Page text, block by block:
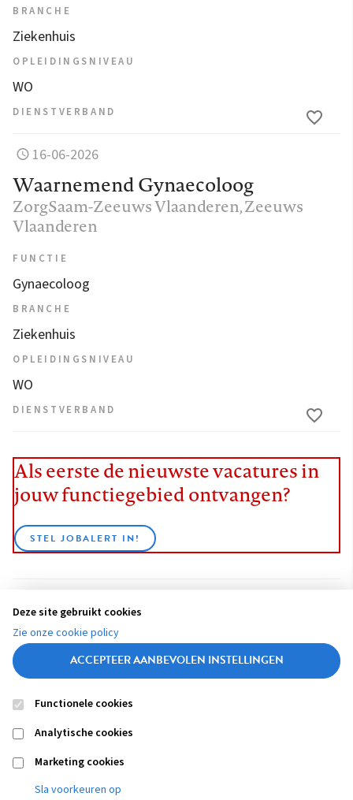
BRANCHE
Ziekenhuis
OPLEIDINGSNIVEAU
WO
DIENSTVERBAND
16-06-2026
Waarnemend Gynaecoloog
ZorgSaam-Zeeuws Vlaanderen, Zeeuws
Vlaanderen
FUNCTIE
Gynaecoloog
BRANCHE
Ziekenhuis
OPLEIDINGSNIVEAU
WO
DIENSTVERBAND
Als eerste de nieuwste vacatures in
jouw functiegebied ontvangen?
STEL JOBALERT IN!
BEKIJK ALLE VACATURES
Footer
navigation
Deze site gebruikt cookies
Zie onze cookie policy
ACCEPTEER AANBEVOLEN INSTELLINGEN
Functionele cookies
Analytische cookies
Marketing cookies
Sla voorkeuren op